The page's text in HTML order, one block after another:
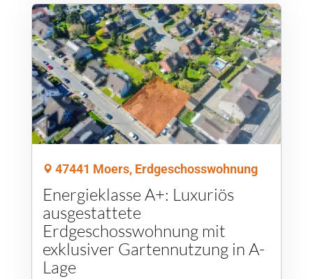
47441 Moers, Erdgeschosswohnung
Energieklasse A+: Luxuriös
ausgestattete
Erdgeschosswohnung mit
exklusiver Gartennutzung in A-
Lage